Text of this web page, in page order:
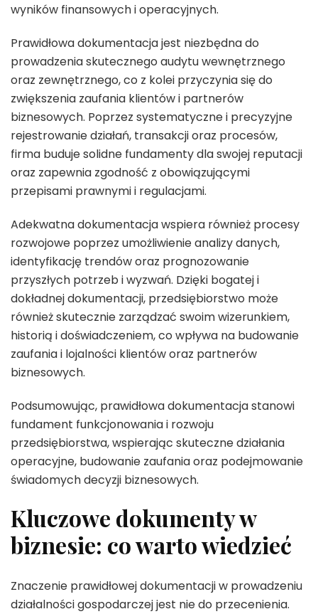
wyników finansowych i operacyjnych.
Prawidłowa dokumentacja jest niezbędna do
prowadzenia skutecznego audytu wewnętrznego
oraz zewnętrznego, co z kolei przyczynia się do
zwiększenia zaufania klientów i partnerów
biznesowych. Poprzez systematyczne i precyzyjne
rejestrowanie działań, transakcji oraz procesów,
firma buduje solidne fundamenty dla swojej reputacji
oraz zapewnia zgodność z obowiązującymi
przepisami prawnymi i regulacjami.
Adekwatna dokumentacja wspiera również procesy
rozwojowe poprzez umożliwienie analizy danych,
identyfikację trendów oraz prognozowanie
przyszłych potrzeb i wyzwań. Dzięki bogatej i
dokładnej dokumentacji, przedsiębiorstwo może
również skutecznie zarządzać swoim wizerunkiem,
historią i doświadczeniem, co wpływa na budowanie
zaufania i lojalności klientów oraz partnerów
biznesowych.
Podsumowując, prawidłowa dokumentacja stanowi
fundament funkcjonowania i rozwoju
przedsiębiorstwa, wspierając skuteczne działania
operacyjne, budowanie zaufania oraz podejmowanie
świadomych decyzji biznesowych.
Kluczowe dokumenty w
biznesie: co warto wiedzieć
Znaczenie prawidłowej dokumentacji w prowadzeniu
działalności gospodarczej jest nie do przecenienia.